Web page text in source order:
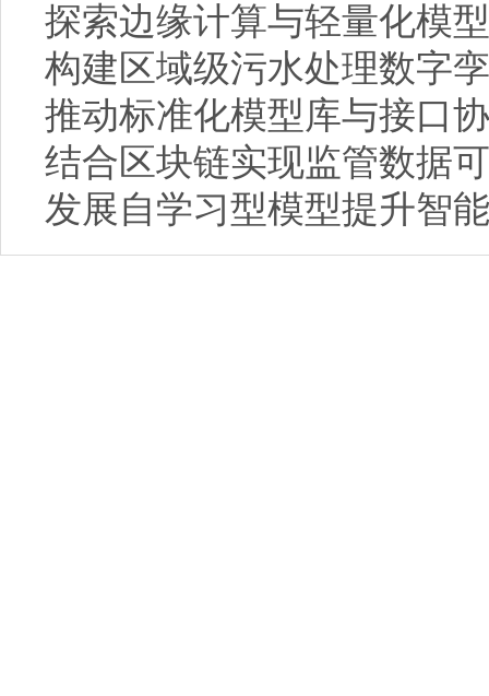
探索边缘计算与轻量化模
构建区域级污水处理数字
推动标准化模型库与接口
结合区块链实现监管数据
发展自学习型模型提升智